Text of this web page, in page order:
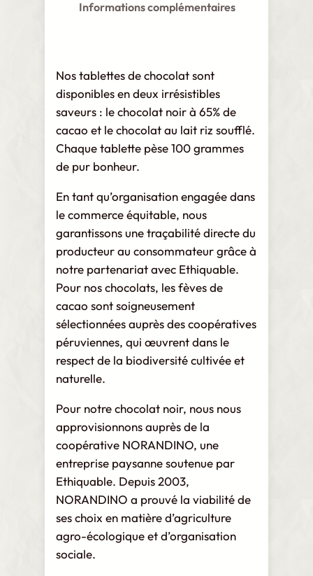
Informations complémentaires
Nos tablettes de chocolat sont
disponibles en deux irrésistibles
saveurs : le chocolat noir à 65% de
cacao et le chocolat au lait riz soufflé.
Chaque tablette pèse 100 grammes
de pur bonheur.
En tant qu’organisation engagée dans
le commerce équitable, nous
garantissons une traçabilité directe du
producteur au consommateur grâce à
notre partenariat avec Ethiquable.
Pour nos chocolats, les fèves de
cacao sont soigneusement
sélectionnées auprès des coopératives
péruviennes, qui œuvrent dans le
respect de la biodiversité cultivée et
naturelle.
Pour notre chocolat noir, nous nous
approvisionnons auprès de la
coopérative NORANDINO, une
entreprise paysanne soutenue par
Ethiquable. Depuis 2003,
NORANDINO a prouvé la viabilité de
ses choix en matière d’agriculture
agro-écologique et d’organisation
sociale.